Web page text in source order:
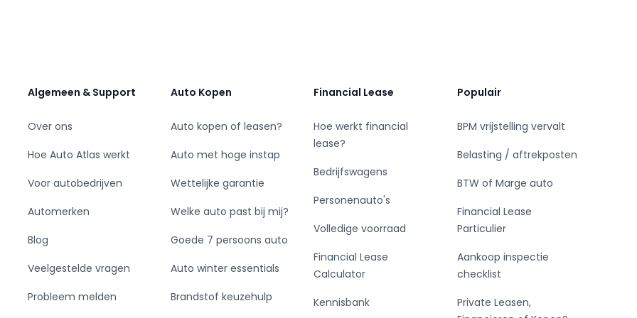
Algemeen & Support
Over ons
Hoe Auto Atlas werkt
Voor autobedrijven
Automerken
Blog
Veelgestelde vragen
Probleem melden
Auto Kopen
Auto kopen of leasen?
Auto met hoge instap
Wettelijke garantie
Welke auto past bij mij?
Goede 7 persoons auto
Auto winter essentials
Brandstof keuzehulp
Financial Lease
Hoe werkt financial
lease?
Bedrijfswagens
Personenauto's
Volledige voorraad
Financial Lease
Calculator
Kennisbank
Populair
BPM vrijstelling vervalt
Belasting / aftrekposten
BTW of Marge auto
Financial Lease
Particulier
Aankoop inspectie
checklist
Private Leasen,